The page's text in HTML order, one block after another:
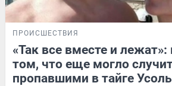
ПРОИСШЕСТВИЯ
«Так все вместе и лежат»:
том, что еще могло
пропавшими в тайге